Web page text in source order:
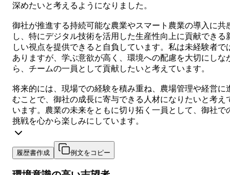
深めたいと考えるようになりました。
御社が推進する持続可能な農業やスマート農業の導入に共
し、特にデジタル技術を活用した生産性向上に貢献できる
しい視点を提供できると自負しています。私は未経験者で
ありますが、学ぶ意欲が高く、環境への配慮を大切にしな
ら、チームの一員として貢献したいと考えています。
将来的には、現場での経験を積み重ね、農場管理や経営に
むことで、御社の成長に寄与できる人材になりたいと考え
います。農業の未来をともに切り拓く一員として、御社で
挑戦を心から楽しみにしています。
履歴書作成 例文をコピー